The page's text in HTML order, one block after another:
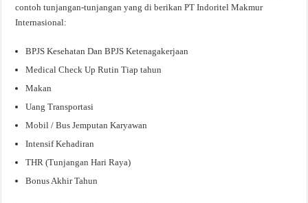
contoh tunjangan-tunjangan yang di berikan PT Indoritel Makmur
Internasional:
BPJS Kesehatan Dan BPJS Ketenagakerjaan
Medical Check Up Rutin Tiap tahun
Makan
Uang Transportasi
Mobil / Bus Jemputan Karyawan
Intensif Kehadiran
THR (Tunjangan Hari Raya)
Bonus Akhir Tahun